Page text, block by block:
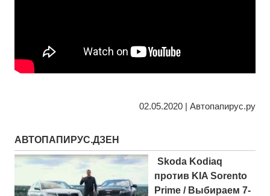
02.05.2020 | Автопапирус.ру
АВТОПАПИРУС.ДЗЕН
Skoda Kodiaq
против KIA Sorento
Prime / Выбираем 7-